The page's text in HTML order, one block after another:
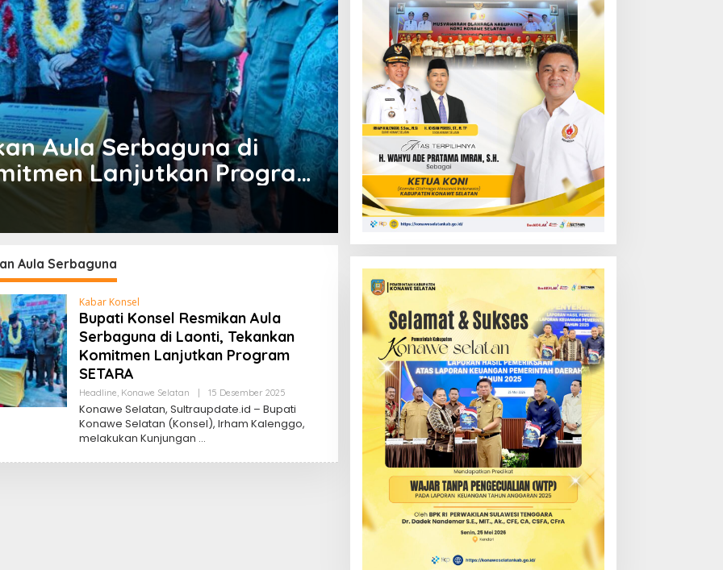
Aula Serbaguna di
Lanjutkan Program
Aula Serbaguna
Kabar Konsel
Bupati Konsel Resmikan Aula
Serbaguna di Laonti, Tekankan
Komitmen Lanjutkan Program
SETARA
Headline, Konawe Selatan 15 Desember 2025Oleh
Update
Konawe Selatan, Sultraupdate.id – Bupati
Konawe Selatan (Konsel), Irham Kalenggo,
melakukan Kunjungan